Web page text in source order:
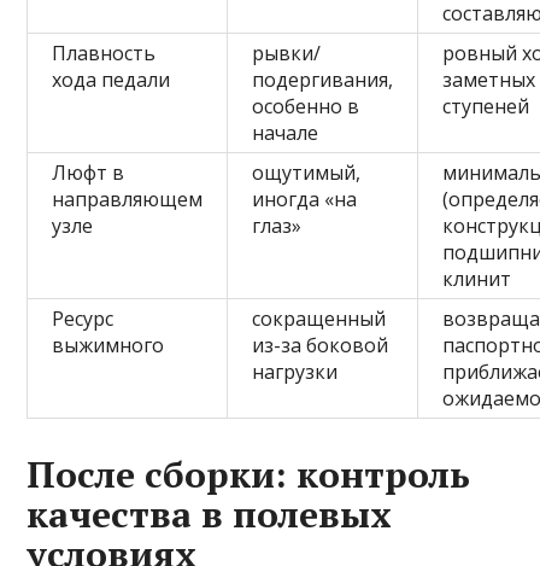
Плавность
хода педали
рывки/
подергивания,
особенно в
начале
ровный
заметных
ступеней
Люфт в
направляющем
узле
ощутимый,
иногда «на
глаз»
клинит
Ресурс
выжимного
сокращенный
из-за боковой
нагрузки
После сборки: контроль
качества в полевых
условиях